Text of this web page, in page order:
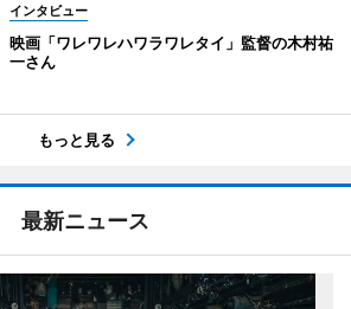
インタビュー
映画「ワレワレハワラワレタイ」監督の木村祐
一さん
もっと見る
最新ニュース